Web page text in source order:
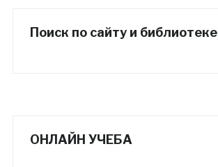
Поиск по сайту и библиотеке
ОНЛАЙН УЧЕБА